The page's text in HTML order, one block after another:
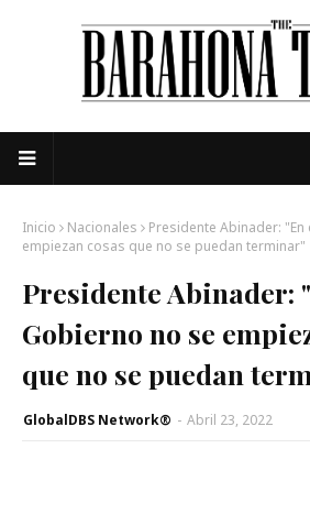
Inicio Nacionales
Presidente Abinader:
empiezan cosas que no se puedan terminar"
Presidente Abinader:
Gobierno no se
que no se puedan
GlobalDBS Network® - Abril 23, 2022